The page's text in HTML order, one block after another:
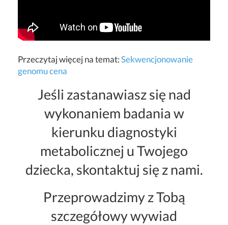
Przeczytaj więcej na temat:Sekwencjonowanie
genomu cena
Jeśli zastanawiasz się nad
wykonaniem badania w
kierunku diagnostyki
metabolicznej u Twojego
dziecka, skontaktuj się z nami.
Przeprowadzimy z Tobą
szczegółowy wywiad